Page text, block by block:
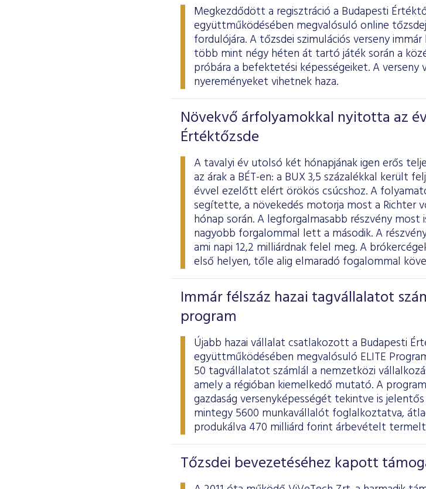
Megkezdődött a regisztráció a Budapesti
együttműködésében megvalósuló online
fordulójára. A tőzsdei szimulációs verseny
több mint négy héten át tartó játék során a
próbára a befektetési képességeiket. A
nyereményeket vihetnek haza.
Növekvő árfolyamokkal nyitotta az
Értéktőzsde
A tavalyi év utolsó két hónapjának igen erős
az árak a BÉT-en: a BUX 3,5 százalékkal került
évvel ezelőtt elért örökös csúcshoz. A
segítette, a növekedés motorja most a Richter
hónap során. A legforgalmasabb részvény most
nagyobb forgalommal lett a második. A
ami napi 12,2 milliárdnak felel meg. A
első helyen, tőle alig elmaradó fogalommal
Immár félszáz hazai tagvállalatot
program
Újabb hazai vállalat csatlakozott a Budapesti
együttműködésében megvalósuló ELITE
50 tagvállalatot számlál a nemzetközi
amely a régióban kiemelkedő mutató. A
gazdaság versenyképességét tekintve is
mintegy 5600 munkavállalót foglalkoztatva,
produkálva 470 milliárd forint árbevételt
Tőzsdei bevezetéséhez kapott